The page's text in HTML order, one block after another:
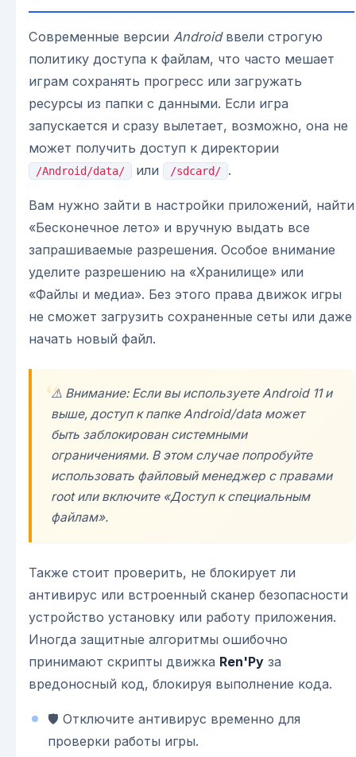
Современные версии Androidввели строгую
политику доступа к файлам, что часто мешает
играм сохранять прогресс или загружать
ресурсы из папки с данными. Если игра
запускается и сразу вылетает, возможно, она не
может получить доступ к директории
/Android/data/ или /sdcard/ .
Вам нужно зайти в настройки приложений, найти
«Бесконечное лето» и вручную выдать все
запрашиваемые разрешения. Особое внимание
уделите разрешению на «Хранилище» или
«Файлы и медиа». Без этого права движок игры
не сможет загрузить сохраненные сеты или даже
начать новый файл.
⚠️ Внимание: Если вы используете Android 11 и
выше, доступ к папке Android/data может
быть заблокирован системными
ограничениями. В этом случае попробуйте
использовать файловый менеджер с правами
root или включите «Доступ к специальным
файлам».
Также стоит проверить, не блокирует ли
антивирус или встроенный сканер безопасности
устройство установку или работу приложения.
Иногда защитные алгоритмы ошибочно
принимают скрипты движка Ren'Py за
вредоносный код, блокируя выполнение кода.
🛡️ Отключите антивирус временно для
проверки работы игры.